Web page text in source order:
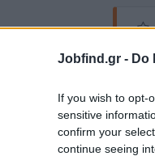
Jobfind.gr - Do
If you wish to opt-
sensitive
confirm your
continue seeing